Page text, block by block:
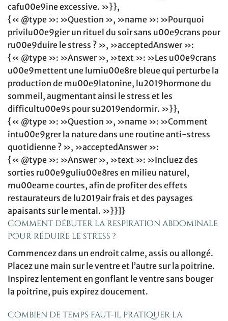
cafu00e9ine excessive. »}},
{« @type »: »Question », »name »: »Pourquoi
privilu00e9gier un rituel du soir sans u00e9crans pour
ru00e9duire le stress ? », »acceptedAnswer »:
{« @type »: »Answer », »text »: »Les u00e9crans
u00e9mettent une lumiu00e8re bleue qui perturbe la
production de mu00e9latonine, lu2019hormone du
sommeil, augmentant ainsi le stress et les
difficultu00e9s pour su2019endormir. »}},
{« @type »: »Question », »name »: »Comment
intu00e9grer la nature dans une routine anti-stress
quotidienne ? », »acceptedAnswer »:
{« @type »: »Answer », »text »: »Incluez des
sorties ru00e9guliu00e8res en milieu naturel,
mu00eame courtes, afin de profiter des effets
restaurateurs de lu2019air frais et des paysages
apaisants sur le mental. »}}]}
Comment débuter la respiration abdominale
pour réduire le stress ?
Commencez dans un endroit calme, assis ou allongé.
Placez une main sur le ventre et l’autre sur la poitrine.
Inspirez lentement en gonflant le ventre sans bouger
la poitrine, puis expirez doucement.
Combien de temps faut-il pratiquer la